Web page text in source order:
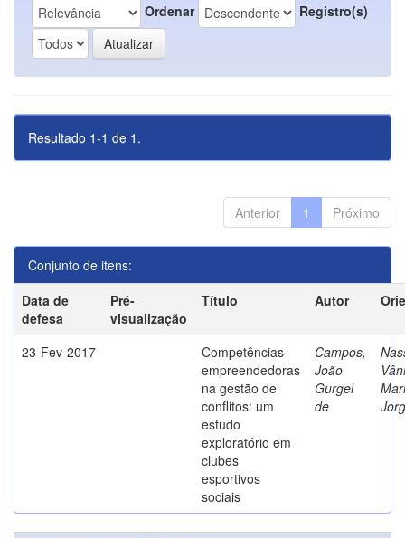
Ordenar Registro(s)
Resultado 1-1 de 1.
Anterior 1 Próximo
Conjunto de itens:
Data de
defesa
Pré-
visualização
Título Autor
23-Fev-2017
Competências
empreendedoras
na gestão de
conflitos: um
estudo
exploratório em
clubes
esportivos
sociais
Campos,
João
Gurgel
de